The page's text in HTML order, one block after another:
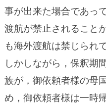
事が出来た場合であっ
渡航が禁止されること
も海外渡航は禁じられ
しかしながら，保釈期
族が，御依頼者様の母
め，御依頼者様は一時